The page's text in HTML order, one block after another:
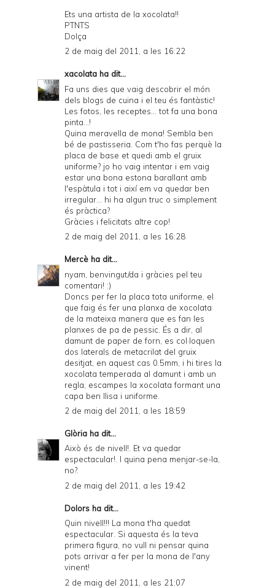
Ets una artista de la xocolata!!
PTNTS
Dolça
2 de maig del 2011, a les 16:22
xacolata ha dit...
Fa uns dies que vaig descobrir el món
dels blogs de cuina i el teu és fantàstic!
Les fotos, les receptes... tot fa una bona
pinta...!
Quina meravella de mona! Sembla ben
bé de pastisseria. Com t'ho fas perquè la
placa de base et quedi amb el gruix
uniforme? jo ho vaig intentar i em vaig
estar una bona estona barallant amb
l'espàtula i tot i així em va quedar ben
irregular... hi ha algun truc o simplement
és pràctica?
Gràcies i felicitats altre cop!
2 de maig del 2011, a les 16:28
Mercè ha dit...
nyam, benvingut/da i gràcies pel teu
comentari! :)
Doncs per fer la placa tota uniforme, el
que faig és fer una planxa de xocolata
de la mateixa manera que es fan les
planxes de pa de pessic. És a dir, al
damunt de paper de forn, es col·loquen
dos laterals de metacrilat del gruix
desitjat, en aquest cas 0.5mm, i hi tires la
xocolata temperada al damunt i amb un
regla, escampes la xocolata formant una
capa ben llisa i uniforme.
2 de maig del 2011, a les 18:59
Glòria ha dit...
Això és de nivell!. Et va quedar
espectacular!. I quina pena menjar-se-la,
no?.
2 de maig del 2011, a les 19:42
Dolors ha dit...
Quin nivell!!! La mona t'ha quedat
espectacular. Si aquesta és la teva
primera figura, no vull ni pensar quina
pots arrivar a fer per la mona de l'any
vinent!
2 de maig del 2011, a les 21:07